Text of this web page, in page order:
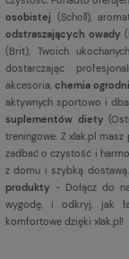
osobistej (Scholl),
odstraszających owady
(Brit), Twoich
dostarczając
akcesoria,chemia
aktywnych sportowo i
suplementów diety
treningowe. Z xlak.pl
zadbać o czystość i
z domu i szybką dostawą.
produkty - Dołącz do
wygodę, i odkryj, jak
komfortowe dzięki xlak.pl!